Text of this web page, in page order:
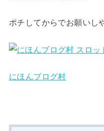
ポチしてからでお願いし
にほんブログ村